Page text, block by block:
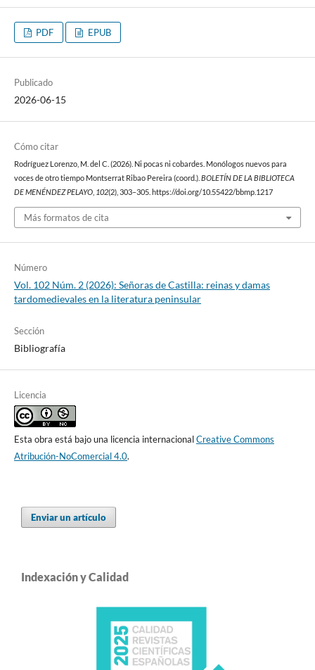
PDF EPUB
Publicado
2026-06-15
Cómo citar
Rodríguez Lorenzo, M. del C. (2026). Ni pocas ni cobardes. Monólogos nuevos para
voces de otro tiempo Montserrat Ribao Pereira (coord.). BOLETÍN DE LA BIBLIOTECA
DE MENÉNDEZ PELAYO, 102(2), 303–305. https://doi.org/10.55422/bbmp.1217
Más formatos de cita
Número
Vol. 102 Núm. 2 (2026): Señoras de Castilla: reinas y damas
tardomedievales en la literatura peninsular
Sección
Bibliografía
Licencia
Esta obra está bajo una licencia internacionalCreative Commons
Atribución-NoComercial 4.0.
Enviar un artículo
Indexación y Calidad